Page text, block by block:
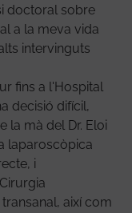
doctoral sobre
a la meva vida
intervinguts
fins a l'Hospital
decisió difícil,
la mà del Dr. Eloi
laparoscòpica
i
així com